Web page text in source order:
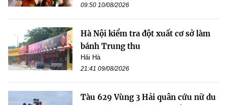
09:50 10/08/2026
Hà Nội kiểm tra đột xuất cơ sở làm
bánh Trung thu
Hải Hà
21:41 09/08/2026
Tàu 629 Vùng 3 Hải quân cứu nữ du